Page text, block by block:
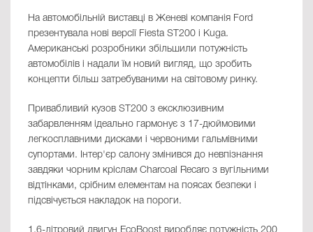
На автомобільній виставці в Женеві компанія Ford
презентувала нові версії Fiesta ST200 і Kuga.
Американські розробники збільшили потужність
автомобілів і надали їм новий вигляд, що зробить
концепти більш затребуваними на світовому ринку.
Привабливий кузов ST200 з ексклюзивним
забарвленням ідеально гармонує з 17-дюймовими
легкосплавними дисками і червоними гальмівними
супортами. Інтер'єр салону змінився до невпізнання
завдяки чорним кріслам Charcoal Recaro з вугільними
відтінками, срібним елементам на поясах безпеки і
підсвічується накладок на пороги.